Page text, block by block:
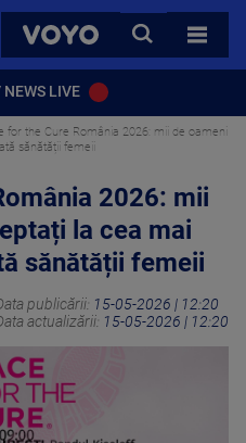
VOYO
CAUTA
TOATE
NEWS LIVE
for the Cure România 2026: mii de oameni
sănătății femeii
2026: mii
la cea mai
sănătății femeii
publicării: 15-05-2026 | 12:20
actualizării: 15-05-2026 | 12:20